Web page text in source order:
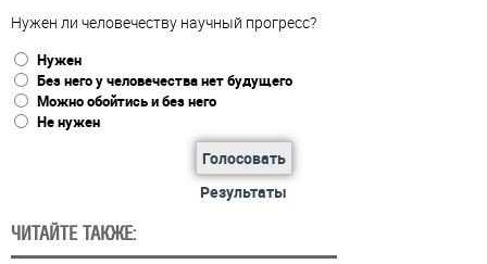
Нужен ли человечеству научный прогресс?
Нужен
Без него у человечества нет будущего
Можно обойтись и без него
Не нужен
Голосовать
Результаты
ЧИТАЙТЕ ТАКЖЕ: